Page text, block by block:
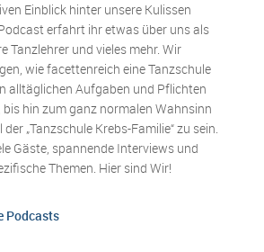
Einblick hinter unsere Kulissen
erfahrt ihr etwas über uns als
Tanzlehrer und vieles mehr. Wir
wie facettenreich eine Tanzschule
alltäglichen Aufgaben und Pflichten
bis hin zum ganz normalen Wahnsinn
„Tanzschule Krebs-Familie“ zu sein.
Gäste, spannende Interviews und
Themen. Hier sind Wir!